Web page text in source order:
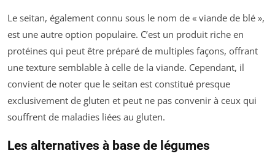
Le seitan, également connu sous le nom de « viande de blé »,
est une autre option populaire. C’est un produit riche en
protéines qui peut être préparé de multiples façons, offrant
une texture semblable à celle de la viande. Cependant, il
convient de noter que le seitan est constitué presque
exclusivement de gluten et peut ne pas convenir à ceux qui
souffrent de maladies liées au gluten.
Les alternatives à base de légumes